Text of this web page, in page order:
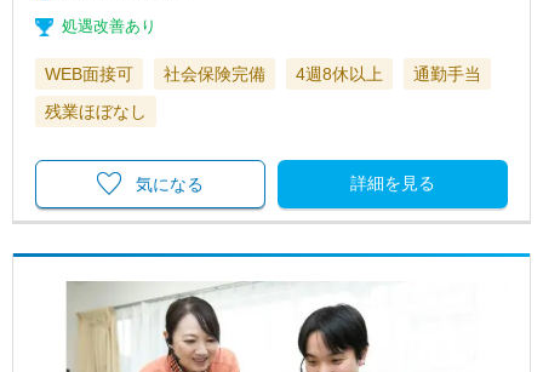
処遇改善あり
WEB面接可 社会保険完備 4週8休以上
通勤手当
残業ほぼなし
詳細を見る
気になる